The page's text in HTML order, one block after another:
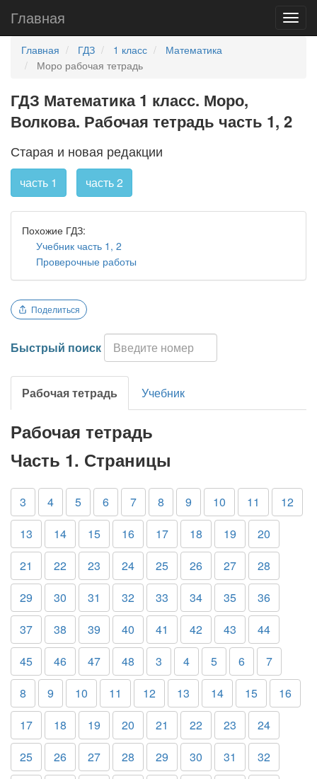
Главная
Главная ГДЗ 1 класс
Математика
Моро рабочая тетрадь
ГДЗ Математика 1 класс. Моро,
Волкова. Рабочая тетрадь часть 1, 2
Старая и новая редакции
часть 1 часть 2
Похожие ГДЗ:
Учебник часть 1, 2
Проверочные работы
Поделиться
Быстрый поиск
Рабочая тетрадь Учебник
Рабочая тетрадь
Часть 1. Страницы
3 4 5 6 7 8 9 10 11
12
13
14 15 16 17 18 19
20
21
22 23 24 25 26 27
28
29
30 31 32 33 34 35
36
37
38 39 40 41 42 43
44
45
46 47 48 3 4 5 6
7
8
9 10 11 12 13 14 15
16
17
18 19 20 21 22 23
24
25
26 27 28 29 30 31
32